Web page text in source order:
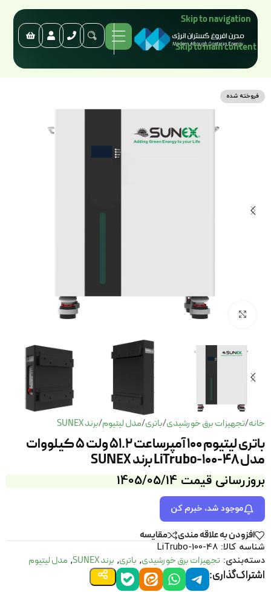
Skip to navigation
Skip to main content
فروخته شده
برای بزرگنمایی کلیک کنید
خانه/تجهیزات برق خورشیدی/باتری/مدل لیتیوم/برند SUNEX
باتری لیتیوم 100 آمپرساعت 51.2 ولت 5 کیلووات
مدل LiTrubo-100-48 برند SUNEX
بروزرسانی قیمت 1405/05/14
موجود شد، خبرم کن
افزودن به علاقه مندی مقايسه
شناسه کالا: LiTrubo-100-48
دسته‌بندی: تجهیزات برق خورشیدی, باتری, برند SUNEX , مدل لیتیوم
اشتراک‌گذاری: